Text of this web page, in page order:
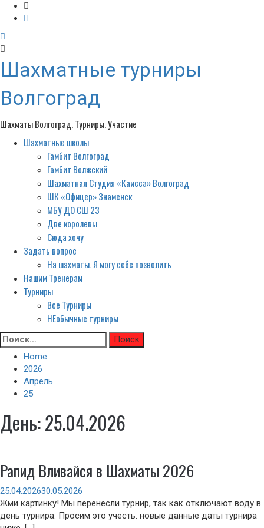
Шахматные турниры
Волгоград
Шахматы Волгоград. Турниры. Участие
PrimaryШахматные школы
Гамбит Волгоград
Гамбит Волжский
Шахматная Студия «Каисса» Волгоград
ШК «Офицер» Знаменск
МБУ ДО СШ 23
Две королевы
Сюда хочу
Задать вопрос
На шахматы. Я могу себе позволить
Нашим Тренерам
Турниры
Все Турниры
НЕобычные турниры
Skip
to
content
Найти:
Home
2026
Апрель
25
День:25.04.2026
Рапид Вливайся в Шахматы 2026
25.04.202630.05.2026
Жми картинку! Мы перенесли турнир, так как отключают воду в
день турнира. Просим это учесть. новые данные даты турнира